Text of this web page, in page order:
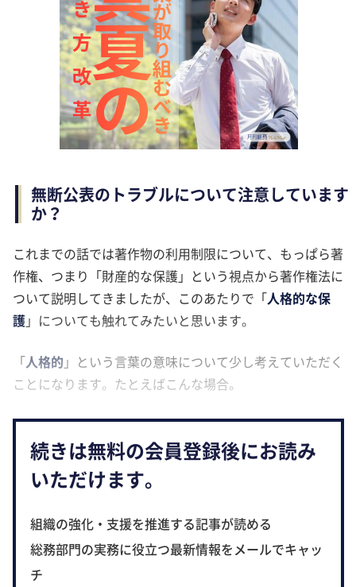
無断公表のトラブルについて注意しています
か？
これまでの話では著作物の利用制限について、もっぱら著
作権、つまり「財産的な保護」という視点から著作権法に
ついて説明してきましたが、このあたりで「人格的な保
護」についても触れてみたいと思います。
「人格的 」という言葉の意味について少し考えていただく
ことになります。たとえばこんな場合。
続きは無料の会員登録後にお読み
いただけます。
組織の強化・支援を推進する記事が読める
総務部門の実務に役立つ最新情報をメールでキャッ
チ